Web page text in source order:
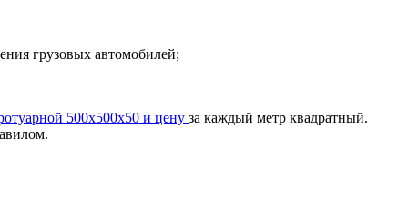
грузовых автомобилей;
500х500х50 и цену за каждый метр квадратный.